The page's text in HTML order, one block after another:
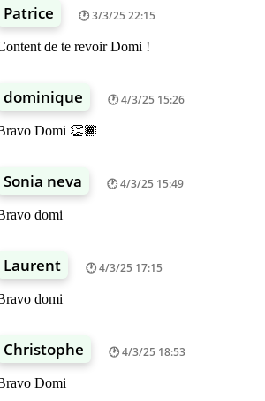
Patrice 3/3/25 22:15
de te revoir Domi !
dominique 4/3/25 15:26
Domi 👏🏾
Sonia neva 4/3/25 15:49
domi
Laurent 4/3/25 17:15
domi
Christophe 4/3/25 18:53
Domi